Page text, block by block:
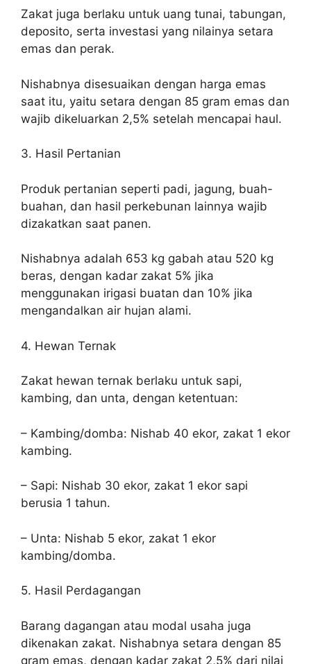
Zakat juga berlaku untuk uang tunai, tabungan,
deposito, serta investasi yang nilainya setara
emas dan perak.
Nishabnya disesuaikan dengan harga emas
saat itu, yaitu setara dengan 85 gram emas dan
wajib dikeluarkan 2,5% setelah mencapai haul.
3. Hasil Pertanian
Produk pertanian seperti padi, jagung, buah-
buahan, dan hasil perkebunan lainnya wajib
dizakatkan saat panen.
Nishabnya adalah 653 kg gabah atau 520 kg
beras, dengan kadar zakat 5% jika
menggunakan irigasi buatan dan 10% jika
mengandalkan air hujan alami.
4. Hewan Ternak
Zakat hewan ternak berlaku untuk sapi,
kambing, dan unta, dengan ketentuan:
– Kambing/domba: Nishab 40 ekor, zakat 1 ekor
kambing.
– Sapi: Nishab 30 ekor, zakat 1 ekor sapi
berusia 1 tahun.
– Unta: Nishab 5 ekor, zakat 1 ekor
kambing/domba.
5. Hasil Perdagangan
Barang dagangan atau modal usaha juga
dikenakan zakat. Nishabnya setara dengan 85
gram emas, dengan kadar zakat 2,5% dari nilai